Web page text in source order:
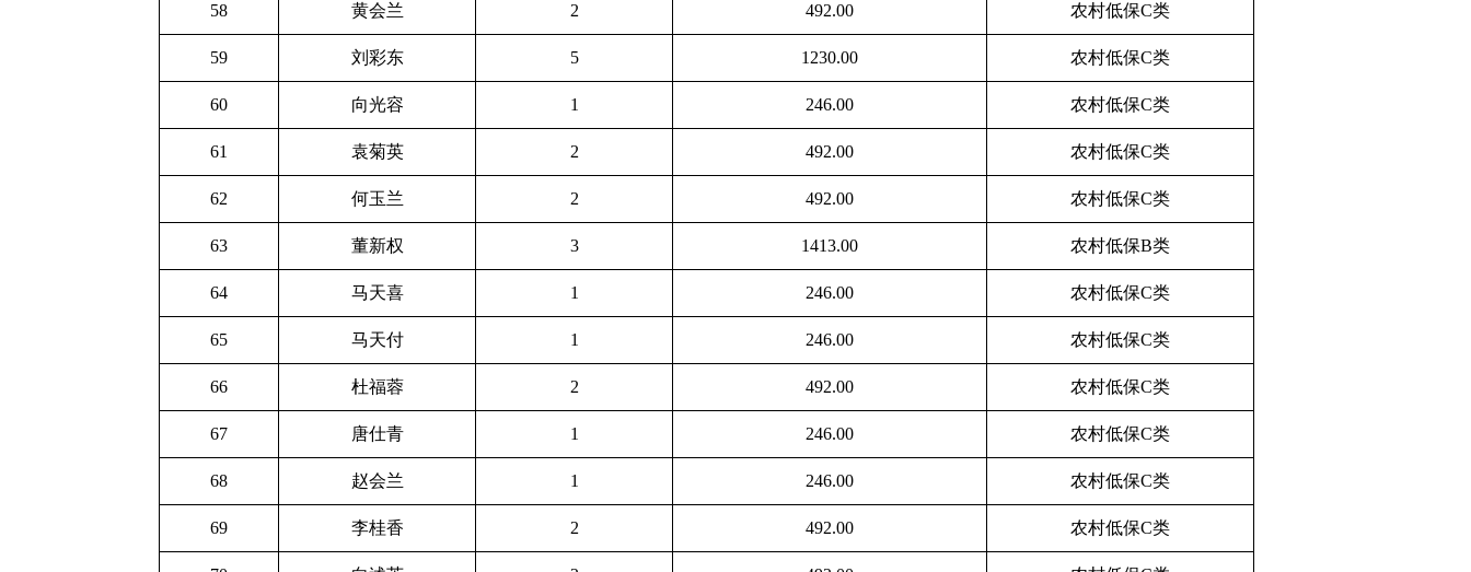
58 黄会兰 2 492.00 农村低保C类
59 刘彩东 5 1230.00 农村低保C类
60 向光容 1 246.00 农村低保C类
61 袁菊英 2 492.00 农村低保C类
62 何玉兰 2 492.00 农村低保C类
63 董新权 3 1413.00 农村低保B类
64 马天喜 1 246.00 农村低保C类
65 马天付 1 246.00 农村低保C类
66 杜福蓉 2 492.00 农村低保C类
67 唐仕青 1 246.00 农村低保C类
68 赵会兰 1 246.00 农村低保C类
69 李桂香 2 492.00 农村低保C类